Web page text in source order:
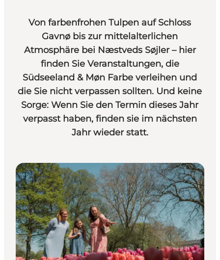
Von farbenfrohen Tulpen auf Schloss
Gavnø bis zur mittelalterlichen
Atmosphäre bei Næstveds Søjler – hier
finden Sie Veranstaltungen, die
Südseeland & Møn Farbe verleihen und
die Sie nicht verpassen sollten. Und keine
Sorge: Wenn Sie den Termin dieses Jahr
verpasst haben, finden sie im nächsten
Jahr wieder statt.